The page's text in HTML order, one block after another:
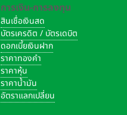
การเงิน-การลงทุน
สินเชื่อเงินสด
บัตรเครดิต / บัตรเดบิต
ดอกเบี้ยเงินฝาก
ราคาทองคำ
ราคาหุ้น
ราคาน้ำมัน
อัตราแลกเปลี่ยน